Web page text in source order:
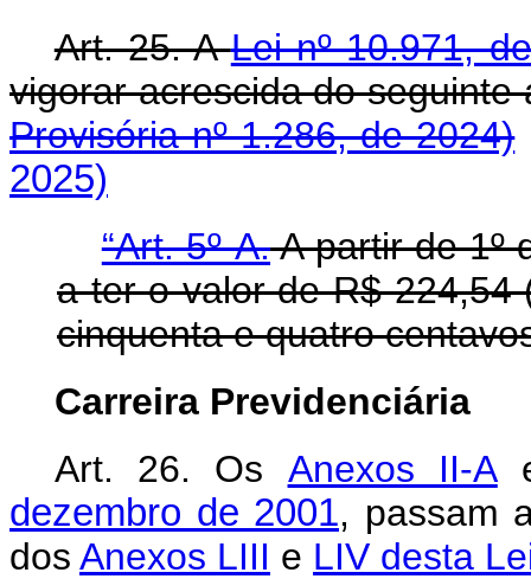
Art. 25. ALei nº 10.971,
vigorar acrescida do
Provisória nº 1.286, de 2024)
2025)
“Art. 5º-A.A partir de 1º
a ter o valor de R$ 224,54
cinquenta e quatro
Carreira Previdenciária
Art. 26. Os Anexos II-A
dezembro de 2001, passam
dos Anexos LIII e LIV desta